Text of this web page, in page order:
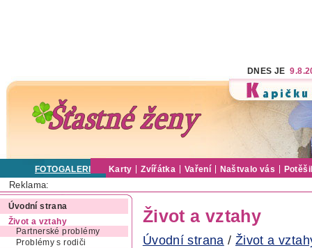
DNES JE
FOTOGALERIE Karty Zvířátka Vaření Naštvalo vás
Reklama:
Úvodní strana
Život a vztahy
Partnerské problémy
Problémy s rodiči
Život a vztahy
Úvodní strana / Život a